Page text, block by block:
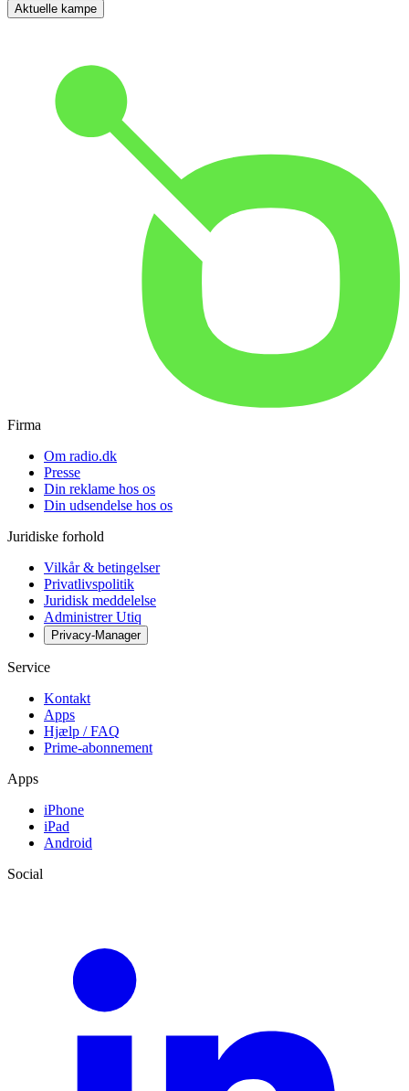
Aktuelle kampe
Firma
Om radio.dk
Presse
Din reklame hos os
Din udsendelse hos os
Juridiske forhold
Vilkår & betingelser
Privatlivspolitik
Juridisk meddelelse
Administrer Utiq
Privacy-Manager
Service
Kontakt
Apps
Hjælp / FAQ
Prime-abonnement
Apps
iPhone
iPad
Android
Social